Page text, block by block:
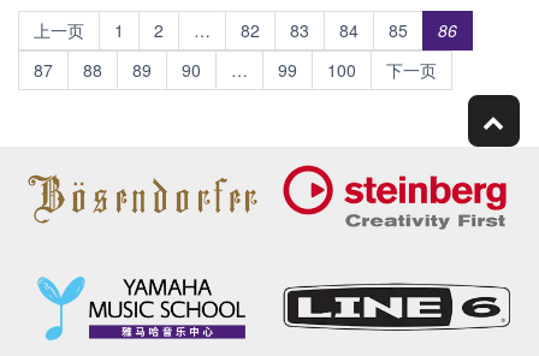
上一页
1 2 … 82 83 84 85
86
87
88 89 90 … 99 100 下一页